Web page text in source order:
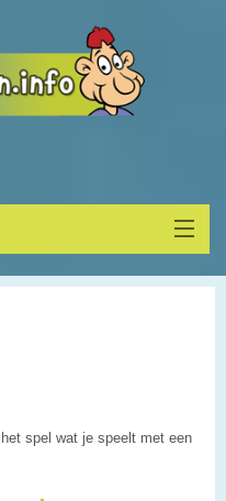
spel wat je speelt met een